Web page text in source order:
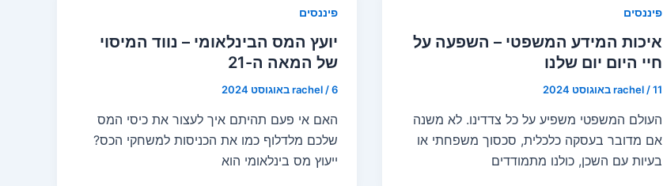
פיננסים
איכות המידע המשפטי – השפעה על
חיי היום יום שלנו
rachel/11 באוגוסט 2024
העולם המשפטי משפיע על כל צדדינו. לא משנה
אם מדובר בעסקה כלכלית, סכסוך משפחתי או
בעיות עם השכן, כולנו מתמודדים
פיננסים
יועץ המס הבינלאומי – נווד המיסוי
של המאה ה-21
rachel/6 באוגוסט 2024
האם אי פעם תהיתם איך לעצור את כיסי המס
שלכם מלדלוף כמו את הכניסות למשחקי הכס?
ייעוץ מס בינלאומי הוא